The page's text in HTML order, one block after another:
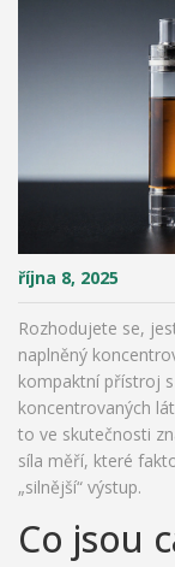
října 8, 2025
Rozhodujete se,
naplněný
kompaktní přístroj
koncentrovaných
to ve skutečnosti
síla měří, které
„silnější“ výstup.
Co jsou